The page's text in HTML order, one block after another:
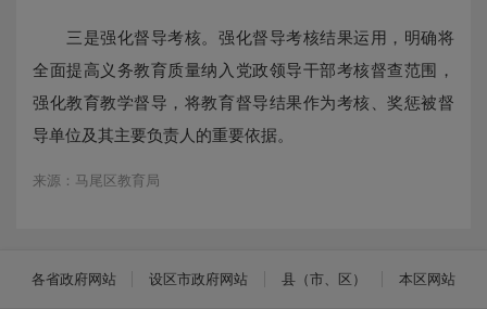
三是强化督导考核。强化督导考核结果运用，明确将
全面提高义务教育质量纳入党政领导干部考核督查范围，
强化教育教学督导，将教育督导结果作为考核、奖惩被督
导单位及其主要负责人的重要依据。
来源：马尾区教育局
各省政府网站 设区市政府网站 县（市、区） 本区网站